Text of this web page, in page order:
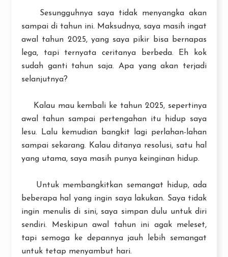
Sesungguhnya saya tidak menyangka akan
sampai di tahun ini. Maksudnya, saya masih ingat
awal tahun 2025, yang saya pikir bisa bernapas
lega, tapi ternyata ceritanya berbeda. Eh kok
sudah ganti tahun saja. Apa yang akan terjadi
selanjutnya?
Kalau mau kembali ke tahun 2025, sepertinya
awal tahun sampai pertengahan itu hidup saya
lesu. Lalu kemudian bangkit lagi perlahan-lahan
sampai sekarang. Kalau ditanya resolusi, satu hal
yang utama, saya masih punya keinginan hidup.
Untuk membangkitkan semangat hidup, ada
beberapa hal yang ingin saya lakukan. Saya tidak
ingin menulis di sini, saya simpan dulu untuk diri
sendiri. Meskipun awal tahun ini agak meleset,
tapi semoga ke depannya jauh lebih semangat
untuk tetap menyambut hari.